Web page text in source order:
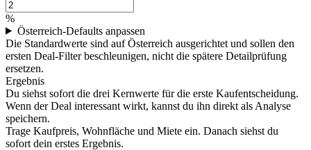
%
Österreich-Defaults anpassen
Die Standardwerte sind auf Österreich ausgerichtet und sollen den
ersten Deal-Filter beschleunigen, nicht die spätere Detailprüfung
ersetzen.
Ergebnis
Du siehst sofort die drei Kernwerte für die erste Kaufentscheidung.
Wenn der Deal interessant wirkt, kannst du ihn direkt als Analyse
speichern.
Trage Kaufpreis, Wohnfläche und Miete ein. Danach siehst du
sofort dein erstes Ergebnis.